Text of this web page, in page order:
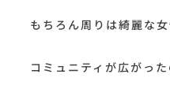
もちろん周りは綺麗な
コミュニティが広がっ